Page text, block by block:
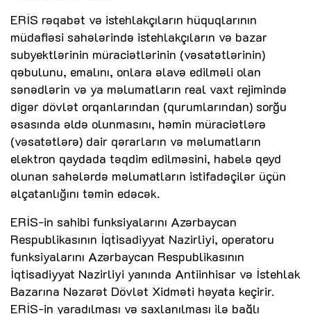
ERİS rəqabət və istehlakçıların hüquqlarının
müdafiəsi sahələrində istehlakçıların və bazar
subyektlərinin müraciətlərinin (vəsatətlərinin)
qəbulunu, emalını, onlara əlavə edilməli olan
sənədlərin və ya məlumatların real vaxt rejimində
digər dövlət orqanlarından (qurumlarından) sorğu
əsasında əldə olunmasını, həmin müraciətlərə
(vəsatətlərə) dair qərarların və məlumatların
elektron qaydada təqdim edilməsini, habelə qeyd
olunan sahələrdə məlumatların istifadəçilər üçün
əlçatanlığını təmin edəcək.
ERİS-in sahibi funksiyalarını Azərbaycan
Respublikasının İqtisadiyyat Nazirliyi, operatoru
funksiyalarını Azərbaycan Respublikasının
İqtisadiyyat Nazirliyi yanında Antiinhisar və İstehlak
Bazarına Nəzarət Dövlət Xidməti həyata keçirir.
ERİS-in yaradılması və saxlanılması ilə bağlı